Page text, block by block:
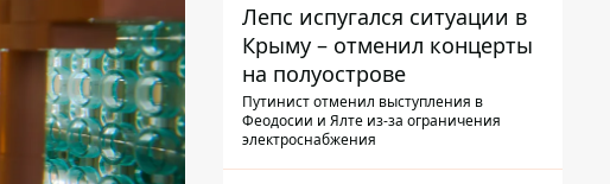
Лепс испугался ситуации в
Крыму – отменил концерты
на полуострове
Путинист отменил выступления в
Феодосии и Ялте из-за ограничения
электроснабжения